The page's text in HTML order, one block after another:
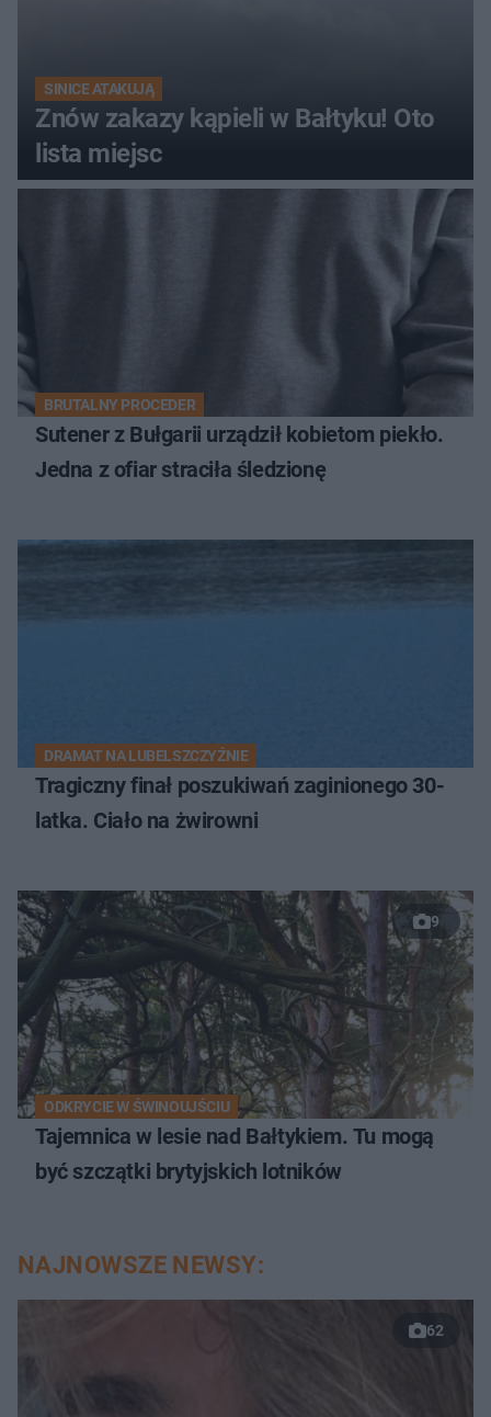
SINICE ATAKUJĄ
Znów zakazy kąpieli w Bałtyku! Oto
lista miejsc
BRUTALNY PROCEDER
Sutener z Bułgarii urządził kobietom piekło.
Jedna z ofiar straciła śledzionę
DRAMAT NA LUBELSZCZYŹNIE
Tragiczny finał poszukiwań zaginionego 30-
latka. Ciało na żwirowni
9
ODKRYCIE W ŚWINOUJŚCIU
Tajemnica w lesie nad Bałtykiem. Tu mogą
być szczątki brytyjskich lotników
NAJNOWSZE NEWSY:
62